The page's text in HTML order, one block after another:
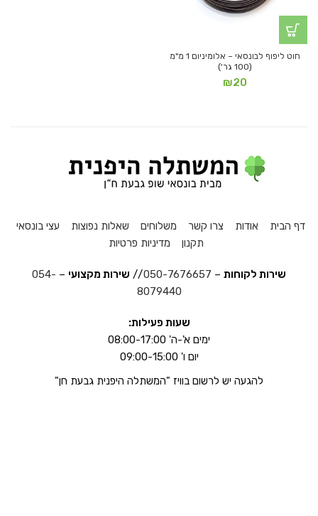
חוט ליפוף לבונסאי – אלומיניום 1 מ"מ
(100 גר')
₪20
דף הבית אודות צרו קשר משלוחים שאלות נפוצות
עצי בונסאי
תקנון
מדיניות פרטיות
שירות לקוחות –
050-7676657
// שירות מקצועי –
054-
8079440
שעות פעילות:
ימים א'-ה' 08:00-17:00
יום ו' 09:00-15:00
להגעה יש לרשום בוויז "המשתלה היפנית גבעת חן"